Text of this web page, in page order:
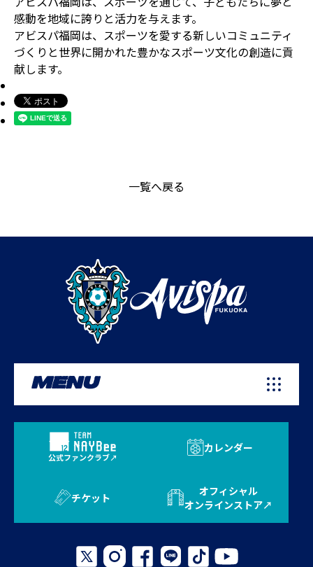
感動を地域に誇りと活力を与えます。
アビスパ福岡は、スポーツを愛する新しいコミュニティ
づくりと世界に開かれた豊かなスポーツ文化の創造に貢
献します。
一覧へ戻る
MENU
公式ファンクラブ
カレンダー
チケット
オフィシャル
オンラインストア